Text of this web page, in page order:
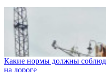
Какие нормы должны
на дороге